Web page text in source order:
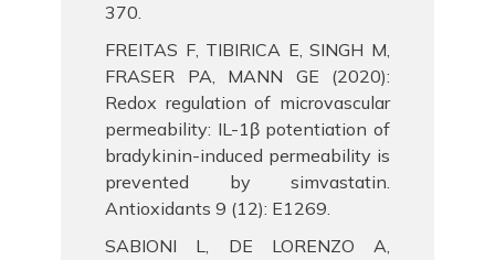
370.
FREITAS F, TIBIRICA E, SINGH M,
FRASER PA, MANN GE (2020):
Redox regulation of microvascular
permeability: IL-1β potentiation of
bradykinin-induced permeability is
prevented by simvastatin.
Antioxidants 9 (12): E1269.
SABIONI L, DE LORENZO A,